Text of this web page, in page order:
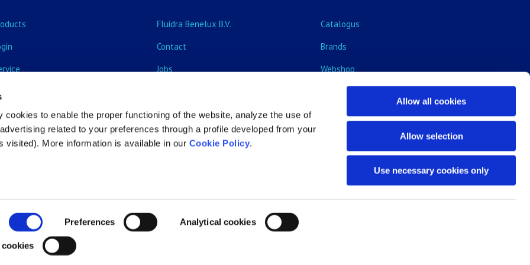
cookies to enable the proper functioning of the website, analyze the use of
related to your preferences through a profile developed from your
visited). More information is available in our Cookie Policy.
Preferences Analytical cookies
Allow all cookies
Allow selection
Use necessary cookies only
customer
Fluidra Benelux B.V.
Contact
Jobs
Catalogus
Brands
Webshop